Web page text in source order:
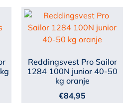
Reddingsvest Pro Sailor
1284 100N junior 40-50
kg oranje
€84,95